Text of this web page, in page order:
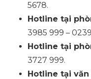
5678.
Hotline tại
3985 999 –
Hotline tại
3727 999.
Hotline tại